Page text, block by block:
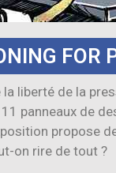
FOR
liberté de la
panneaux de
propose
on rire de tout ?